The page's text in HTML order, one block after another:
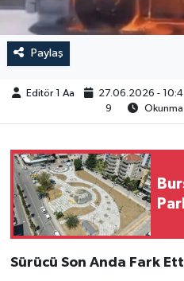
Paylaş
Editör 1 Aa 27.06.2026 -
9
Okunma
Sürücü Son Anda Fark
Video Galeri